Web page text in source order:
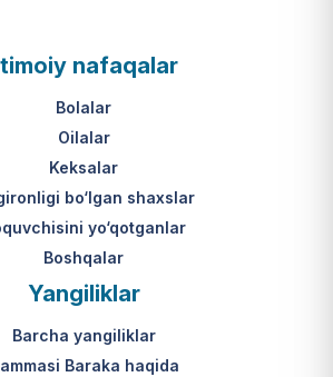
6-band "j" va "l" kichik
vasiylik, homiylik yoki
xizmatning huquqiy
Respublikasi VMQ-893
amaldagi imtiyozlar
qonunchilik.
nafaqalar
Bolalar
Oilalar
Keksalar
bo‘lgan shaxslar
yo‘qotganlar
Boshqalar
Yangiliklar
Barcha yangiliklar
Baraka haqida